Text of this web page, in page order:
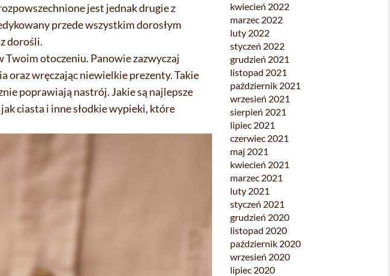
jest jednak drugie z
przede wszystkim dorosłym
dorośli.
Twoim otoczeniu. Panowie zazwyczaj
oraz wręczając niewielkie prezenty. Takie
poprawiają nastrój. Jakie są najlepsze
ciasta i inne słodkie wypieki, które
kwiecień 2022
marzec 2022
luty 2022
styczeń 2022
grudzień 2021
listopad 2021
październik 2021
wrzesień 2021
sierpień 2021
lipiec 2021
czerwiec 2021
maj 2021
kwiecień 2021
marzec 2021
luty 2021
styczeń 2021
grudzień 2020
listopad 2020
październik 2020
wrzesień 2020
lipiec 2020